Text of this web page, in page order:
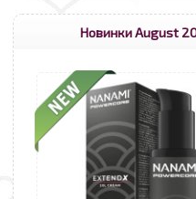
Новинки August